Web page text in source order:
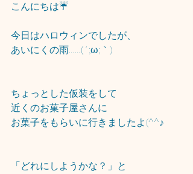
こんにちは☔
今日はハロウィンでしたが、
あいにくの雨……(´;ω;｀)
ちょっとした仮装をして
近くのお菓子屋さんに
お菓子をもらいに行きましたよ(^^♪
「どれにしようかな？」と